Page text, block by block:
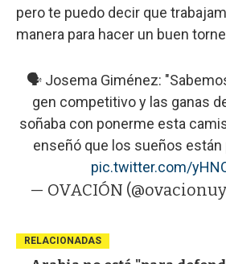
pero te puedo decir que
manera para hacer un buen
🗣️ Josema Giménez:
gen competitivo y las ganas
soñaba con ponerme esta
enseñó que los sueños están
pic.twitter.com/
— OVACIÓN
RELACIONADAS